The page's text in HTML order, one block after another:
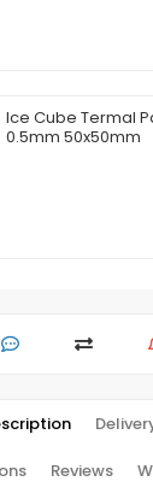
Ice Cube Termal
0.5mm 50x50mm
Reviews